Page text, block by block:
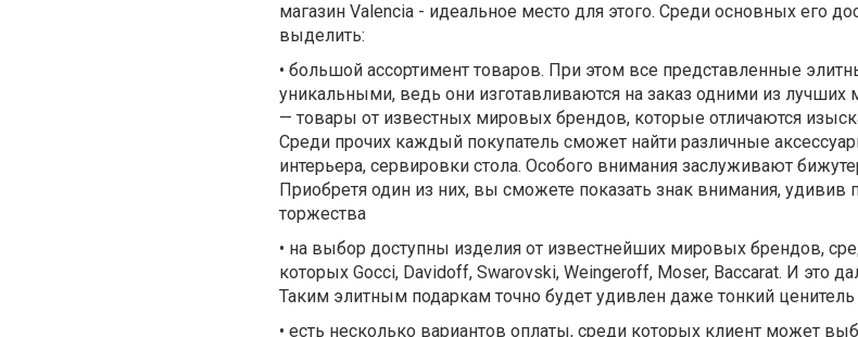
магазин Valencia - идеальное место для этого. Среди основных его
выделить:
• большой ассортимент товаров. При этом все представленные
уникальными, ведь они изготавливаются на заказ одними из лучших
— товары от известных мировых брендов, которые отличаются
Среди прочих каждый покупатель сможет найти различные
интерьера, сервировки стола. Особого внимания заслуживают
Приобретя один из них, вы сможете показать знак внимания, удивив
торжества
• на выбор доступны изделия от известнейших мировых брендов,
которых Gocci, Davidoff, Swarovski, Weingeroff, Moser, Baccarat. И это
Таким элитным подаркам точно будет удивлен даже тонкий ценитель
• есть несколько вариантов оплаты, среди которых клиент может